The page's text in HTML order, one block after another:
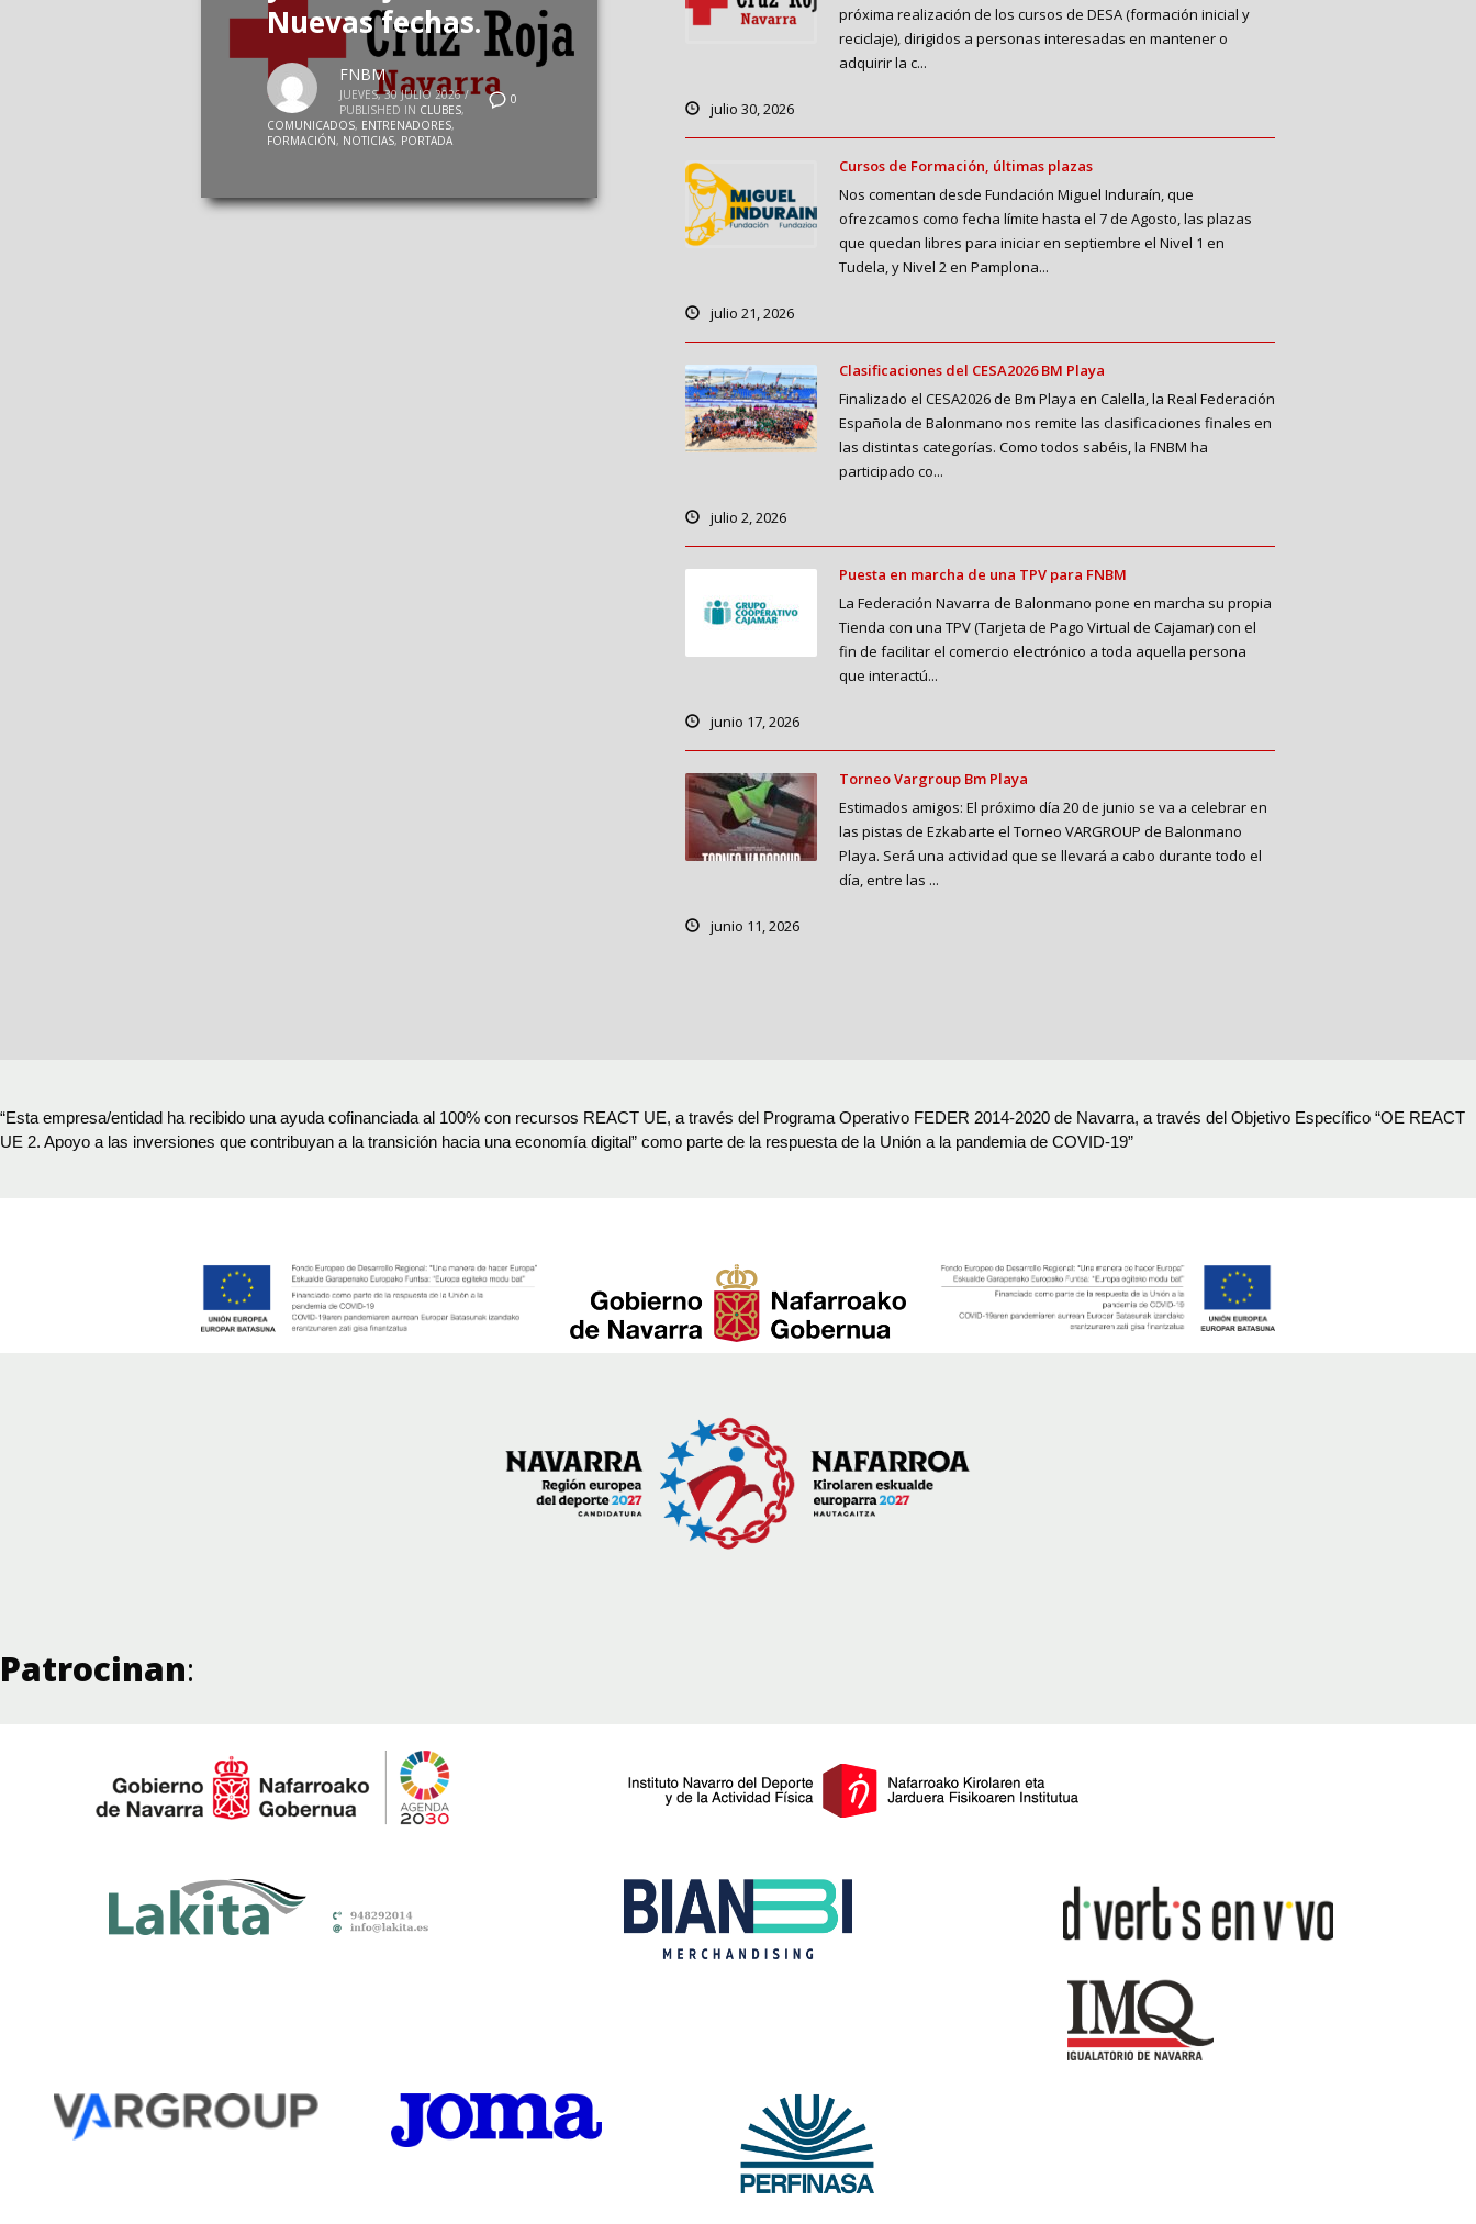
Nuevas fechas.
0
FNBM
JUEVES, 30 JULIO 2026 /
PUBLISHED IN CLUBES,
COMUNICADOS, ENTRENADORES,
FORMACIÓN, NOTICIAS, PORTADA
próxima realización de los cursos de DESA (formación inicial y
reciclaje), dirigidos a personas interesadas en mantener o
adquirir la c...
julio 30, 2026
Cursos de Formación, últimas plazas
Nos comentan desde Fundación Miguel Induraín, que
ofrezcamos como fecha límite hasta el 7 de Agosto, las plazas
que quedan libres para iniciar en septiembre el Nivel 1 en
Tudela, y Nivel 2 en Pamplona...
julio 21, 2026
Clasificaciones del CESA2026 BM Playa
Finalizado el CESA2026 de Bm Playa en Calella, la Real Federación
Española de Balonmano nos remite las clasificaciones finales en
las distintas categorías. Como todos sabéis, la FNBM ha
participado co...
julio 2, 2026
Puesta en marcha de una TPV para FNBM
La Federación Navarra de Balonmano pone en marcha su propia
Tienda con una TPV (Tarjeta de Pago Virtual de Cajamar) con el
fin de facilitar el comercio electrónico a toda aquella persona
que interactú...
junio 17, 2026
Torneo Vargroup Bm Playa
Estimados amigos: El próximo día 20 de junio se va a celebrar en
las pistas de Ezkabarte el Torneo VARGROUP de Balonmano
Playa. Será una actividad que se llevará a cabo durante todo el
día, entre las ...
junio 11, 2026
“Esta empresa/entidad ha recibido una ayuda cofinanciada al 100% con recursos REACT UE, a través del Programa Operativo FEDER 2014-2020 de Navarra, a través del Objetivo Específico “OE REACT
UE 2. Apoyo a las inversiones que contribuyan a la transición hacia una economía digital” como parte de la respuesta de la Unión a la pandemia de COVID-19”
Patrocinan: